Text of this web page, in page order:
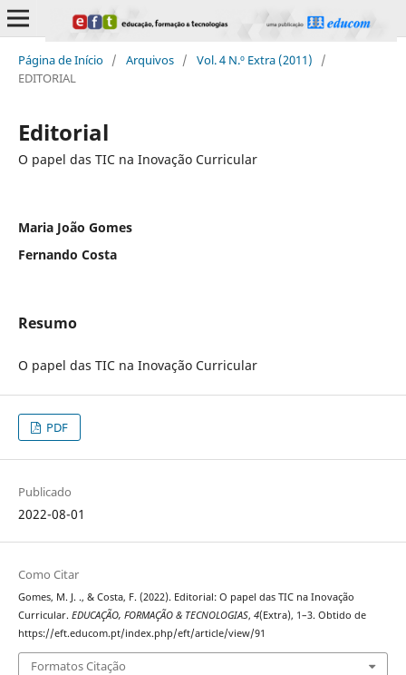
Página de Início / Arquivos / Vol. 4 N.º Extra (2011)
/
EDITORIAL
Editorial
O papel das TIC na Inovação Curricular
Maria João Gomes
Fernando Costa
Resumo
O papel das TIC na Inovação Curricular
PDF
Publicado
2022-08-01
Como Citar
Gomes, M. J. ., & Costa, F. (2022). Editorial: O papel das TIC na Inovação
Curricular. EDUCAÇÃO, FORMAÇÃO & TECNOLOGIAS, 4(Extra), 1–3. Obtido de
https://eft.educom.pt/index.php/eft/article/view/91
Formatos Citação